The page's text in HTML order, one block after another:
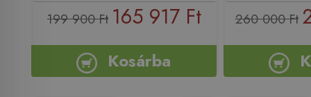
199 900 Ft 165 917 Ft
Kosárba
260 000 Ft